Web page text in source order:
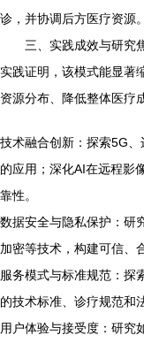
诊，并协调后方医疗资源。
三、实践成效与研究
实践证明，该模式能显著
资源分布、降低整体医疗
技术融合创新：探索5G
的应用；深化AI在远程影
靠性。
数据安全与隐私保护：研
加密等技术，构建可信、
服务模式与标准规范：探
的技术标准、诊疗规范和
用户体验与接受度：研究